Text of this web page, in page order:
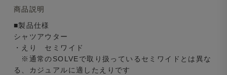
商品説明
■製品仕様
シャツアウター
・えり セミワイド
※通常のSOLVEで取り扱っているセミワイドとは異な
る、カジュアルに適したえりです